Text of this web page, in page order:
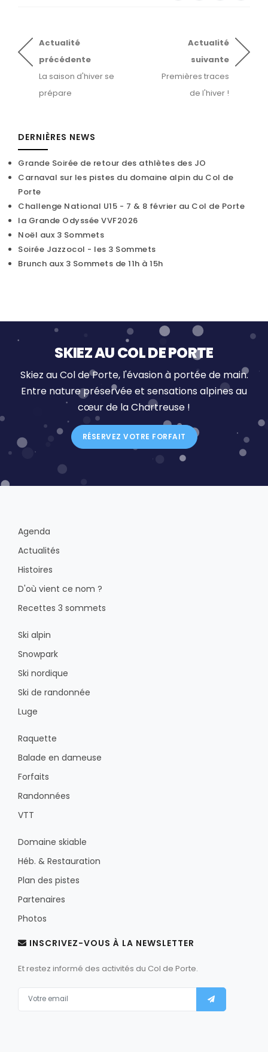
Actualité
précédente
La saison d'hiver se
prépare
Actualité
suivante
Premières traces
de l'hiver !
DERNIÈRES NEWS
Grande Soirée de retour des athlètes des JO
Carnaval sur les pistes du domaine alpin du Col de
Porte
Challenge National U15 - 7 & 8 février au Col de Porte
la Grande Odyssée VVF2026
Noël aux 3 Sommets
Soirée Jazzocol - les 3 Sommets
Brunch aux 3 Sommets de 11h à 15h
SKIEZ AU COL DE PORTE
Skiez au Col de Porte, l'évasion à portée de main.
Entre nature préservée et sensations alpines au
cœur de la Chartreuse !
RÉSERVEZ VOTRE FORFAIT
Agenda
Actualités
Histoires
D'où vient ce nom ?
Recettes 3 sommets
Ski alpin
Snowpark
Ski nordique
Ski de randonnée
Luge
Raquette
Balade en dameuse
Forfaits
Randonnées
VTT
Domaine skiable
Héb. & Restauration
Plan des pistes
Partenaires
Photos
INSCRIVEZ-VOUS À LA NEWSLETTER
Et restez informé des activités du Col de Porte.